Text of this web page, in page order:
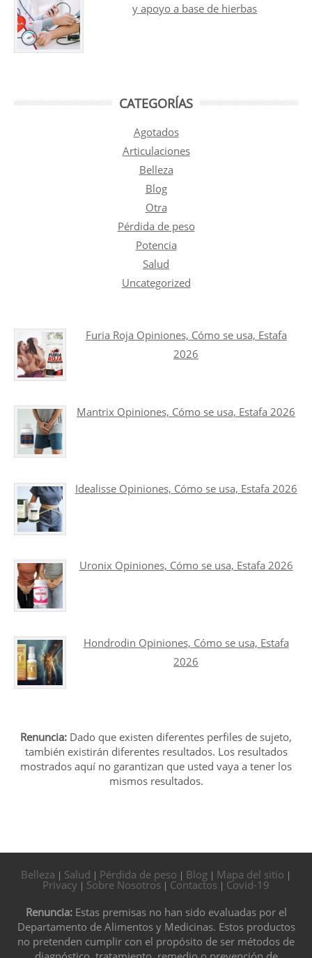
y apoyo a base de hierbas
CATEGORÍAS
Agotados
Articulaciones
Belleza
Blog
Otra
Pérdida de peso
Potencia
Salud
Uncategorized
Furia Roja Opiniones, Cómo se usa, Estafa
2026
Mantrix Opiniones, Cómo se usa, Estafa 2026
Idealisse Opiniones, Cómo se usa, Estafa 2026
Uronix Opiniones, Cómo se usa, Estafa 2026
Hondrodin Opiniones, Cómo se usa, Estafa
2026
Renuncia: Dado que existen diferentes perfiles de sujeto,
también existirán diferentes resultados. Los resultados
mostrados aquí no garantizan que usted vaya a tener los
mismos resultados.
Belleza | Salud | Pérdida de peso | Blog | Mapa del sitio |
Privacy | Sobre Nosotros | Contactos | Covid-19
Renuncia:Estas premisas no han sido evaluadas por el
Departamento de Alimentos y Medicinas. Estos productos
no pretenden cumplir con el propósito de ser métodos de